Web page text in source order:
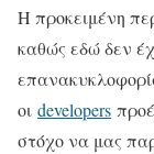
Η προκειμένη
καθώς εδώ δεν
οι developers
στόχο να μας